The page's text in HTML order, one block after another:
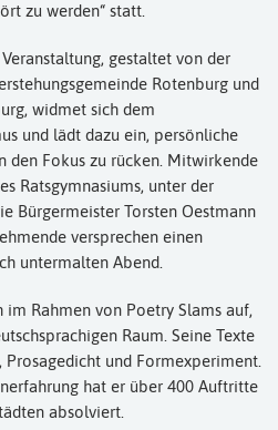
zu werden“ statt.
Veranstaltung, gestaltet von der
Rotenburg und
widmet sich dem
und lädt dazu ein, persönliche
den Fokus zu rücken. Mitwirkende
Ratsgymnasiums, unter der
Bürgermeister Torsten Oestmann
versprechen einen
untermalten Abend.
Rahmen von Poetry Slams auf,
Raum. Seine Texte
Prosagedicht und Formexperiment.
hat er über 400 Auftritte
absolviert.